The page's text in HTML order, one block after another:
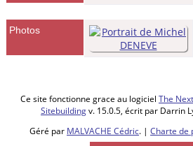
Photos
Ce site fonctionne grace au logiciel The
Sitebuildingv. 15.0.5, écrit par Darrin
Géré par MALVACHE Cédric. | Charte de